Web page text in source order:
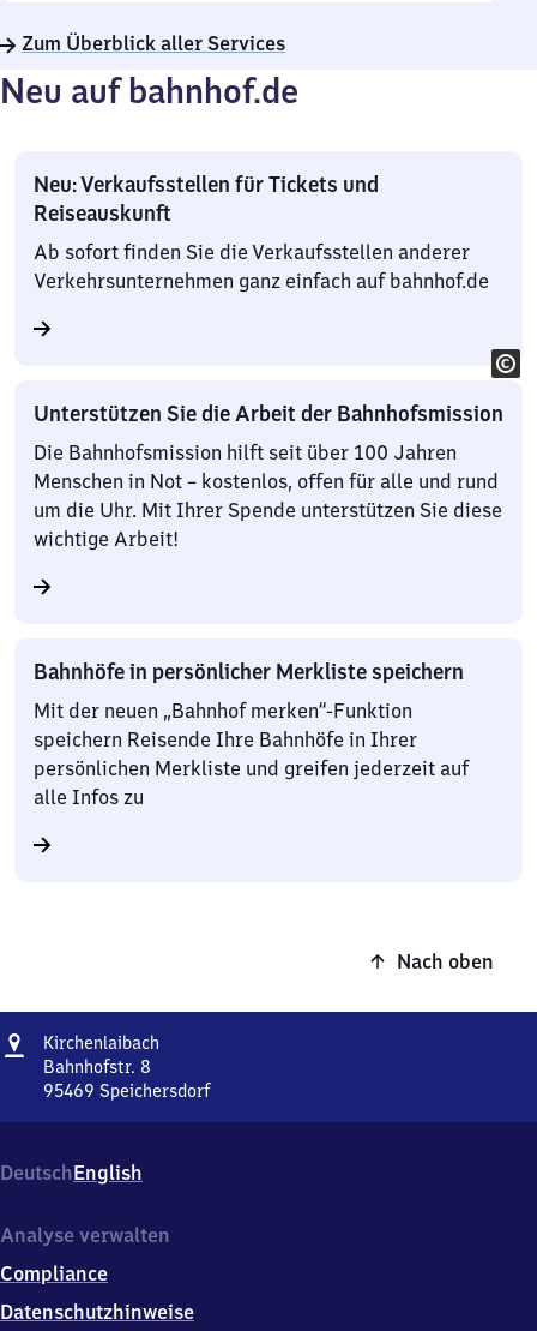
Zum Überblick aller Services
Neu auf bahnhof.de
Neu: Verkaufsstellen für Tickets und
Reiseauskunft
Ab sofort finden Sie die Verkaufsstellen anderer
Verkehrsunternehmen ganz einfach auf bahnhof.de
Unterstützen Sie die Arbeit der Bahnhofsmission
Die Bahnhofsmission hilft seit über 100 Jahren
Menschen in Not – kostenlos, offen für alle und rund
um die Uhr. Mit Ihrer Spende unterstützen Sie diese
wichtige Arbeit!
Bahnhöfe in persönlicher Merkliste speichern
Mit der neuen „Bahnhof merken“-Funktion
speichern Reisende Ihre Bahnhöfe in Ihrer
persönlichen Merkliste und greifen jederzeit auf
alle Infos zu
Nach oben
Adresse
Kirchenlaibach
Bahnhofstr. 8
95469 Speichersdorf
8,
9
4
9
Speichersdorf
DeutschEnglish
Analyse verwalten
Compliance
Datenschutzhinweise